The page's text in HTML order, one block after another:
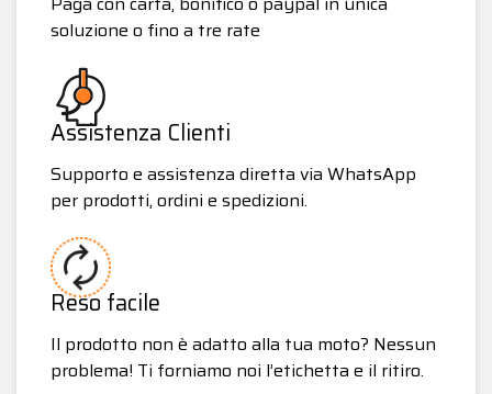
soluzione o fino a tre rate
Assistenza Clienti
Supporto e assistenza diretta via WhatsApp
per prodotti, ordini e spedizioni.
Reso facile
Il prodotto non è adatto alla tua moto? Nessun
problema! Ti forniamo noi l’etichetta e il ritiro.